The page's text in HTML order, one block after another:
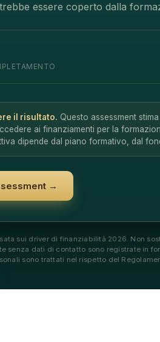
essere coperto dalla
il risultato. Questo assessment stima
ai finanziamenti per la
dipende dal piano formativo, dal
→
sui driver di finanziabilità 2026. Non
senza dati di contatto sono registrate in
sono trattati nel rispetto del